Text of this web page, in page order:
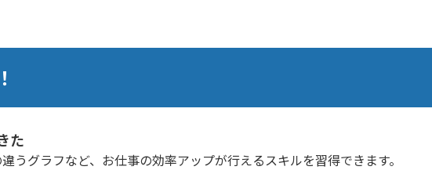
た
うグラフなど、お仕事の効率アップが行えるスキルを習得できます。